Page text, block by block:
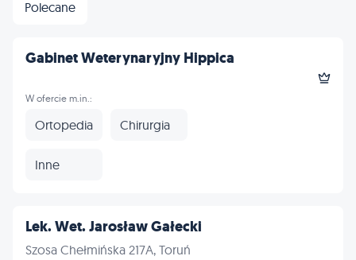
Polecane
Gabinet Weterynaryjny Hippica
W ofercie m.in.:
Ortopedia Chirurgia
Inne
Lek. Wet. Jarosław Gałecki
Szosa Chełmińska 217A, Toruń